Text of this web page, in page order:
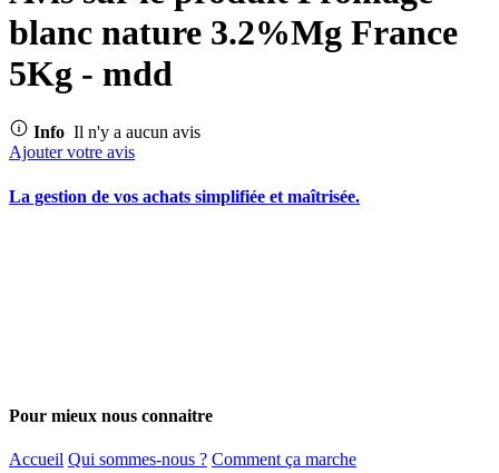
blanc nature 3.2%Mg France
5Kg - mdd
Info Il n'y a aucun avis
Ajouter votre avis
La gestion de vos achats simplifiée et maîtrisée.
Pour mieux nous connaitre
Accueil Qui sommes-nous ? Comment ça marche